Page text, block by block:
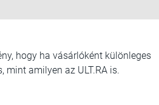
hogy ha vásárlóként különleges
amilyen az ULT.RA is.